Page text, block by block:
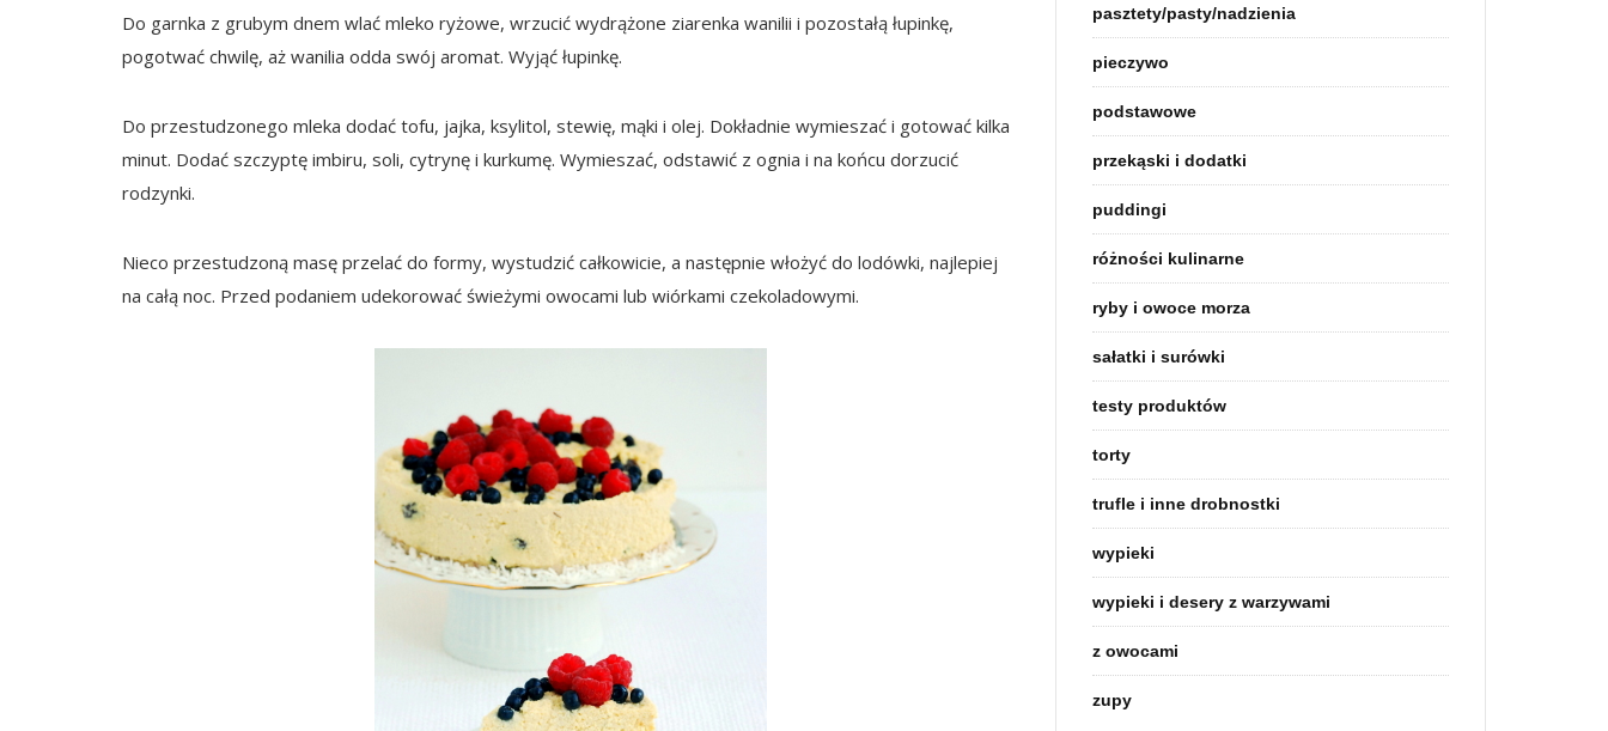
Do garnka z grubym dnem wlać mleko ryżowe, wrzucić wydrążone ziarenka wanilii i pozostałą łupinkę,
pogotwać chwilę, aż wanilia odda swój aromat. Wyjąć łupinkę.
Do przestudzonego mleka dodać tofu, jajka, ksylitol, stewię, mąki i olej. Dokładnie wymieszać i gotować kilka
minut. Dodać szczyptę imbiru, soli, cytrynę i kurkumę. Wymieszać, odstawić z ognia i na końcu dorzucić
rodzynki.
Nieco przestudzoną masę przelać do formy, wystudzić całkowicie, a następnie włożyć do lodówki, najlepiej
na całą noc. Przed podaniem udekorować świeżymi owocami lub wiórkami czekoladowymi.
pasztety/pasty/nadzienia
pieczywo
podstawowe
przekąski i dodatki
puddingi
różności kulinarne
ryby i owoce morza
sałatki i surówki
testy produktów
torty
trufle i inne drobnostki
wypieki
wypieki i desery z warzywami
z owocami
zupy